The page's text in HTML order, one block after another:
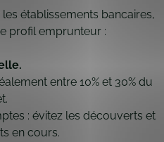
établissements bancaires,
profil emprunteur :
entre 10% et 30% du
: évitez les découverts et
en cours.